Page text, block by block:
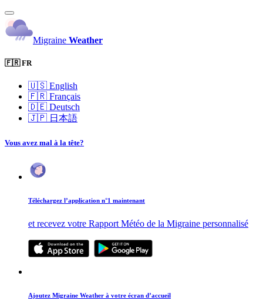
Migraine Weather
🇫🇷 FR
🇺🇸 English
🇫🇷 Français
🇩🇪 Deutsch
🇯🇵 日本語
Vous avez mal à la tête?
Téléchargez l’application n°1 maintenant
et recevez votre Rapport Météo de la Migraine personnalisé
Ajoutez Migraine Weather à votre écran d’accueil